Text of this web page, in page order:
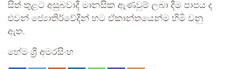
සිත් තුළට අසුබවාදී මානසික ඇණවුම් ලබා දීම පාපය ද
එවන් ජ්‍යොතිර්වේදීන් හට ඒකාන්තයෙන්ම හිමි වනු
ඇත.
හේම ශ්‍රී අමරසිංහ